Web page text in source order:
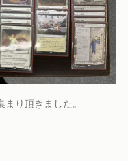
り頂きました。